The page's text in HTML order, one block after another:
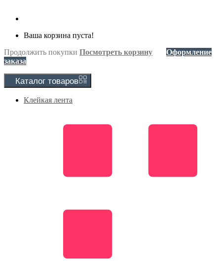
Ваша корзина пуста!
Продолжить покупки Посмотреть корзину
Оформление
заказа
Каталог товаров
Клейкая лента